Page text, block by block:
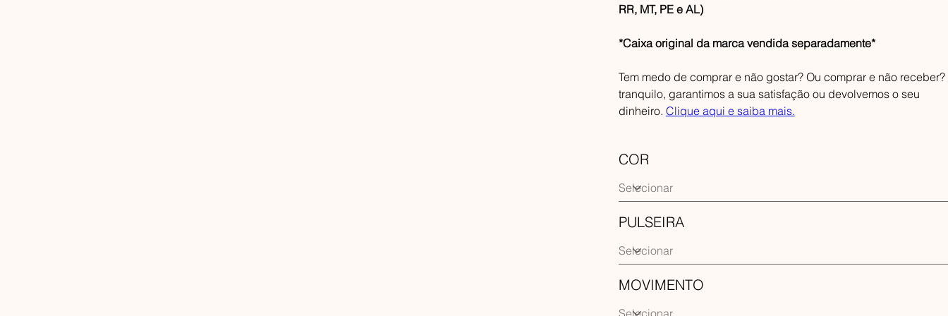
RR, MT, PE e AL)
*Caixa original da marca vendida separadamente*
Tem medo de comprar e não gostar? Ou comprar e não
tranquilo, garantimos a sua satisfação ou devolvemos o seu
dinheiro. Clique aqui e saiba mais.
COR
PULSEIRA
MOVIMENTO